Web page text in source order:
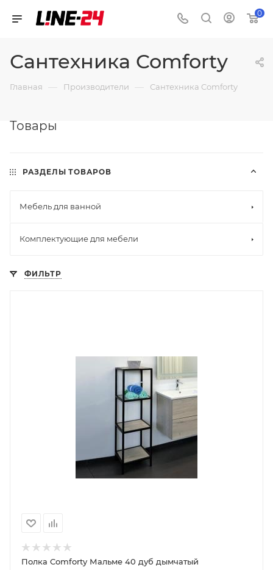
0
Сантехника Comforty
Главная — Производители — Сантехника Comforty
Товары
РАЗДЕЛЫ ТОВАРОВ
Мебель для ванной
Комплектующие для мебели
ФИЛЬТР
Полка Comforty Мальме 40 дуб дымчатый